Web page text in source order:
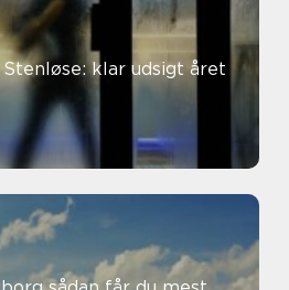
klar udsigt året